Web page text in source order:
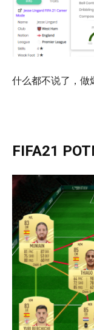
什么都不说了，做
FIFA21